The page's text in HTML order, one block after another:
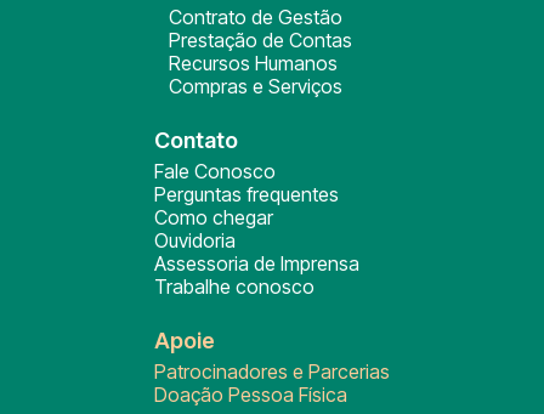
Contrato de Gestão
Prestação de Contas
Recursos Humanos
Compras e Serviços
Contato
Fale Conosco
Perguntas frequentes
Como chegar
Ouvidoria
Assessoria de Imprensa
Trabalhe conosco
Apoie
Patrocinadores e Parcerias
Doação Pessoa Física